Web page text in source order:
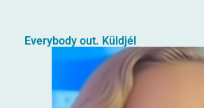
Everybody out. Küldjél